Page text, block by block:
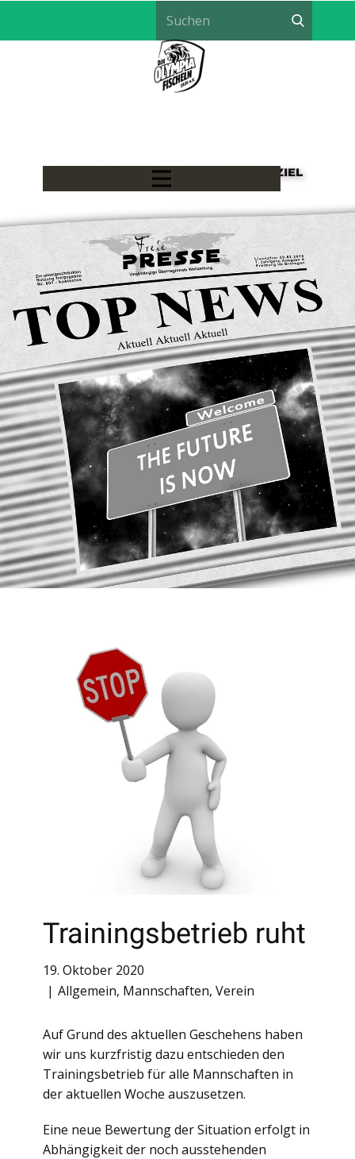
LÖWEN HANDBALL - EIN TEAM, EIN ZIEL
Trainingsbetrieb ruht
19. Oktober 2020
Allgemein, Mannschaften, Verein
Auf Grund des aktuellen Geschehens haben
wir uns kurzfristig dazu entschieden den
Trainingsbetrieb für alle Mannschaften in
der aktuellen Woche auszusetzen.
Eine neue Bewertung der Situation erfolgt in
Abhängigkeit der noch ausstehenden